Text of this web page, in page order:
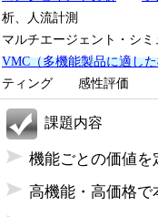
析、人流計測
マルチエージェント・シ
VMC（多機能製品に適し
ティング 感性評価
課題内容
機能ごとの価値
高機能・高価格